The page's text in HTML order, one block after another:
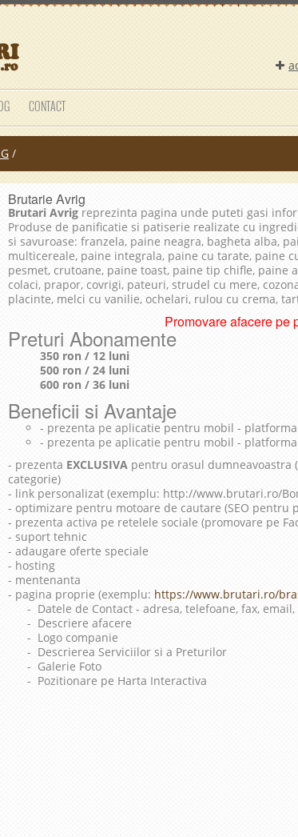
CONTACT
/
Brutarie Avrig
Brutari Avrig reprezinta pagina unde puteti gasi
Produse de panificatie si patiserie realizate cu
si savuroase: franzela, paine neagra, bagheta alba,
multicereale, paine integrala, paine cu tarate, paine
pesmet, crutoane, paine toast, paine tip chifle, paine
colaci, prapor, covrigi, pateuri, strudel cu mere,
placinte, melci cu vanilie, ochelari, rulou cu crema,
Promovare afacere pe
Preturi Abonamente
350 ron / 12 luni
500 ron / 24 luni
600 ron / 36 luni
Beneficii si Avantaje
- prezenta pe aplicatie pentru mobil - platforma
- prezenta pe aplicatie pentru mobil - platforma
- prezenta EXCLUSIVA pentru orasul dumneavoastra
categorie)
- link personalizat (exemplu: http://www.brutari.ro/
- optimizare pentru motoare de cautare (SEO pentru
- prezenta activa pe retelele sociale (promovare pe
- suport tehnic
- adaugare oferte speciale
- hosting
- mentenanta
- pagina proprie (exemplu: https://www.brutari.ro/
- Datele de Contact - adresa, telefoane, fax, email,
- Descriere afacere
- Logo companie
- Descrierea Serviciilor si a Preturilor
- Galerie Foto
- Pozitionare pe Harta Interactiva